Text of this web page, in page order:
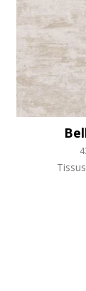
Tissus